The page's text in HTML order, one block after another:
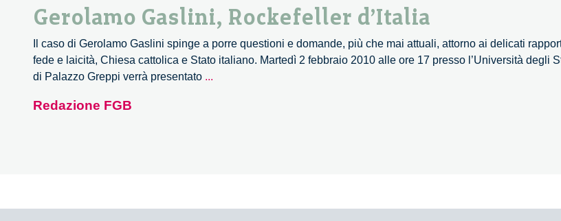
Gerolamo Gaslini, Rockefeller d’Italia
Il caso di Gerolamo Gaslini spinge a porre questioni e domande, più che mai attuali, attorno ai delicati
fede e laicità, Chiesa cattolica e Stato italiano. Martedì 2 febbraio 2010 alle ore 17 presso l’Università degli
di Palazzo Greppi verrà presentato ...
Redazione FGB